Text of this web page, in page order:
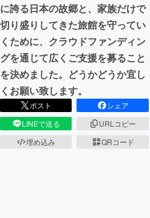
に誇る日本の故郷と、家族だけで
切り盛りしてきた旅館を守ってい
くために、クラウドファンディン
グを通じて広くご支援を募ること
を決めました。どうかどうか宜し
くお願い致します。
ポスト
シェア
LINEで送る
URLコピー
埋め込み
QRコード